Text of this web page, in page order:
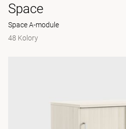
Space
Space A-module
48 Kolory